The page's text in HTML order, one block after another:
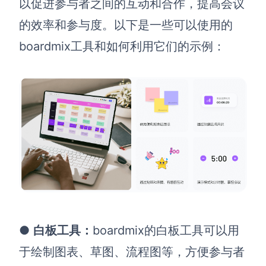
以促进参与者之间的互动和合作，提高会议
的效率和参与度。以下是一些可以使用的
boardmix工具和如何利用它们的示例：
● 白板工具 ： boardmix的白板工具可以用
于绘制图表、草图、流程图等，方便参与者